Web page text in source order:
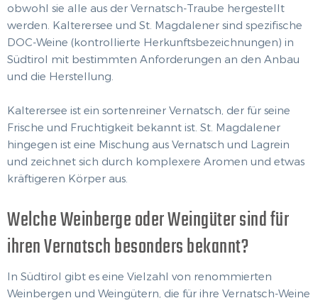
obwohl sie alle aus der Vernatsch-Traube hergestellt
werden. Kalterersee und St. Magdalener sind spezifische
DOC-Weine (kontrollierte Herkunftsbezeichnungen) in
Südtirol mit bestimmten Anforderungen an den Anbau
und die Herstellung.
Kalterersee ist ein sortenreiner Vernatsch, der für seine
Frische und Fruchtigkeit bekannt ist. St. Magdalener
hingegen ist eine Mischung aus Vernatsch und Lagrein
und zeichnet sich durch komplexere Aromen und etwas
kräftigeren Körper aus.
Welche Weinberge oder Weingüter sind für
ihren Vernatsch besonders bekannt?
In Südtirol gibt es eine Vielzahl von renommierten
Weinbergen und Weingütern, die für ihre Vernatsch-Weine